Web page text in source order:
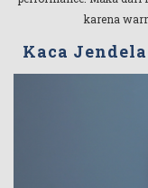
karena
Kaca